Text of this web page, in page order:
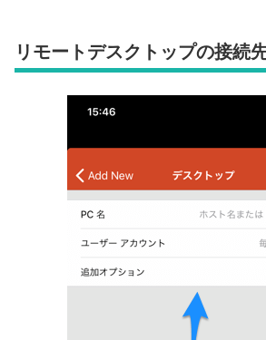
リモートデスクトップの接続